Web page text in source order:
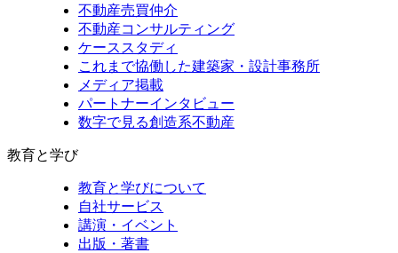
不動産売買仲介
不動産コンサルティング
ケーススタディ
これまで協働した建築家・設計事務所
メディア掲載
パートナーインタビュー
数字で見る創造系不動産
教育と学び
教育と学びについて
自社サービス
講演・イベント
出版・著書